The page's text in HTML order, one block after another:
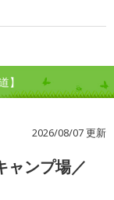
】
2026/08/07 更新
ャンプ場／